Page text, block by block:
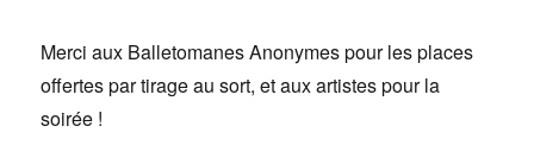
Merci aux Balletomanes Anonymes pour les places
offertes par tirage au sort, et aux artistes pour la
soirée !